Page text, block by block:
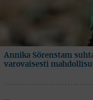
Annika Sörenstam
varovaisesti